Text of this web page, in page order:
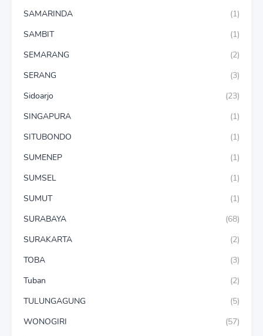
SAMARINDA
(1)
SAMBIT
(1)
SEMARANG
(2)
SERANG
(3)
Sidoarjo
(23)
SINGAPURA
(1)
SITUBONDO
(1)
SUMENEP
(1)
SUMSEL
(1)
SUMUT
(1)
SURABAYA
(68)
SURAKARTA
(2)
TOBA
(3)
Tuban
(2)
TULUNGAGUNG
(5)
WONOGIRI
(57)